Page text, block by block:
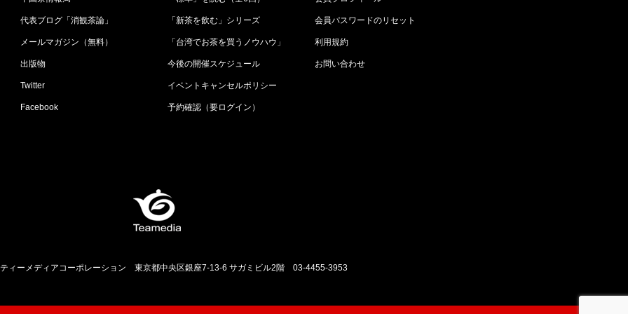
代表ブログ「消観茶論」
メールマガジン（無料）
出版物
Twitter
Facebook
「新茶を飲む」シリーズ
「台湾でお茶を買うノウハウ」
今後の開催スケジュール
イベントキャンセルポリシー
予約確認（要ログイン）
会員パスワードのリセット
利用規約
お問い合わせ
ィーメディアコーポレーション 東京都中央区銀座7-13-6 サガミビル2階 03-4455-3953